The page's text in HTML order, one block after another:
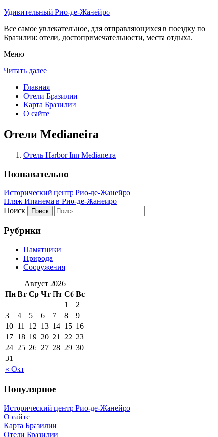
Удивительный Рио-де-Жанейро
Все самое увлекательное, для отправляющихся в поездку по
Бразилии: отели, достопримечательности, места отдыха.
Меню
Читать далее
Главная
Отели Бразилии
Карта Бразилии
О сайте
Отели Medianeira
Отель Harbor Inn Medianeira
Познавательно
Исторический центр Рио-де-Жанейро
Пляж Ипанема в Рио-де-Жанейро
Поиск
Рубрики
Памятники
Природа
Сооружения
Август 2026
Пн Вт Ср Чт Пт Сб Вс
« Окт
1
2
3
4 5 6 7 8
9
10 11 12 13 14 15 16
17 18 19 20 21 22 23
24 25 26 27 28 29 30
31
Популярное
Исторический центр Рио-де-Жанейро
О сайте
Карта Бразилии
Отели Бразилии